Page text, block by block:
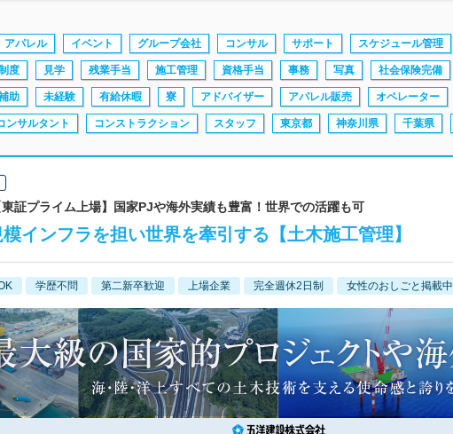
アパレル イベント グループ会社 コンサル サポート スケジュール管理
度 見学 残業手当 施工管理 資格手当 事務 写真 社会保険完備
助 未経験 有給休暇 寮 アドバイザー アパレル販売 オペレーター
ンサルタント コンストラクション スタッフ 東京都 神奈川県 千葉県
証プライム上場】国家PJや海外実績も豊富！世界での活躍も可
インフラを担い世界を牽引する【土木施工管理】
学歴不問 第二新卒歓迎 上場企業 完全週休2日制 女性のおしごと掲載中